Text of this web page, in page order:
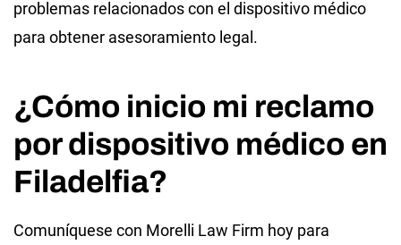
problemas relacionados con el dispositivo médico
para obtener asesoramiento legal.
¿Cómo inicio mi reclamo
por dispositivo médico en
Filadelfia?
Comuníquese con Morelli Law Firm hoy para